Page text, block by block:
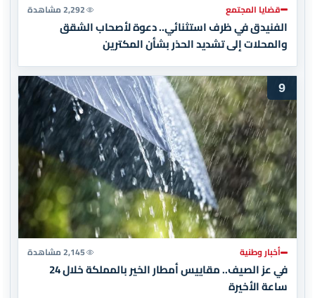
قضايا المجتمع 2,292 مشاهدة
الفنيدق في ظرف استثنائي.. دعوة لأصحاب الشقق
والمحلات إلى تشديد الحذر بشأن المكترين
9
أخبار وطنية 2,145 مشاهدة
في عز الصيف.. مقاييس أمطار الخير بالمملكة خلال 24
ساعة الأخيرة